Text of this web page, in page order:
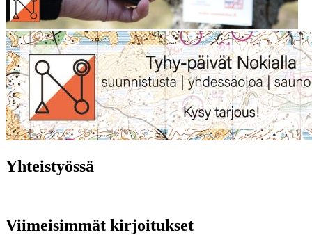
Yhteistyössä
Viimeisimmät kirjoitukset